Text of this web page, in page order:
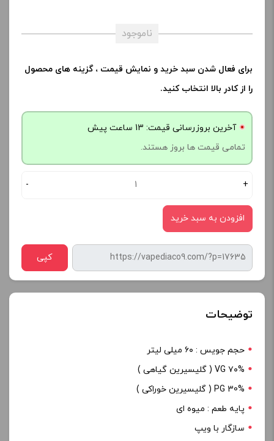
ناموجود
برای فعال شدن سبد خرید و نمایش قیمت ، گزینه های محصول
را از کادر بالا انتخاب کنید.
آخرین بروزرسانی قیمت: 13 ساعت پیش
تمامی قیمت ها بروز هستند.
- +
افزودن به سبد خرید
کپی
توضیحات
حجم جویس : ۶۰ میلی لیتر
۷۰% VG ( گلیسیرین گیاهی )
PG 30% ( گلیسیرین خوراکی )
پایه طعم : میوه ای
سازگار با ویپ